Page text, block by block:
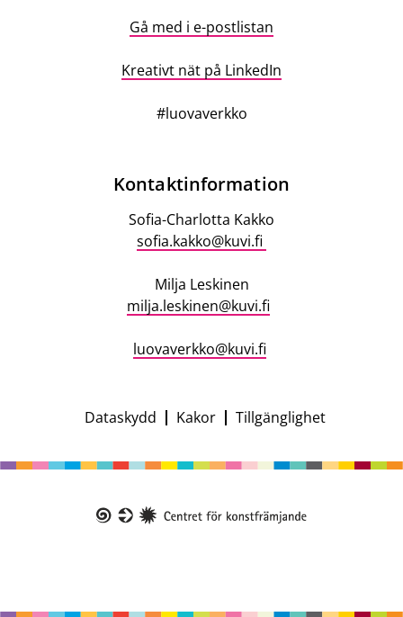
Gå med i e-postlistan
Kreativt nät på LinkedIn
#luovaverkko
information
Kontaktinformation
Sofia-Charlotta Kakko
sofia.kakko@kuvi.fi
Milja Leskinen
milja.leskinen@kuvi.fi
luovaverkko@kuvi.fi
Campaign
footer
Dataskydd Kakor Tillgänglighet